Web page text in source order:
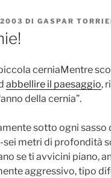
DI GASPAR
Mentre
abbellire il paesaggio,
della cernia”.
sotto ogni sasso
sei metri di profondità
se ti avvicini piano,
aggressivo, tipo